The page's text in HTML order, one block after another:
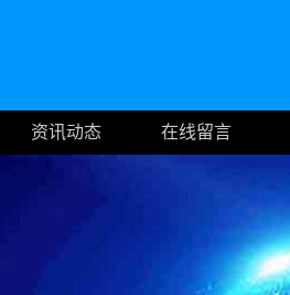
资讯动态 在线留言